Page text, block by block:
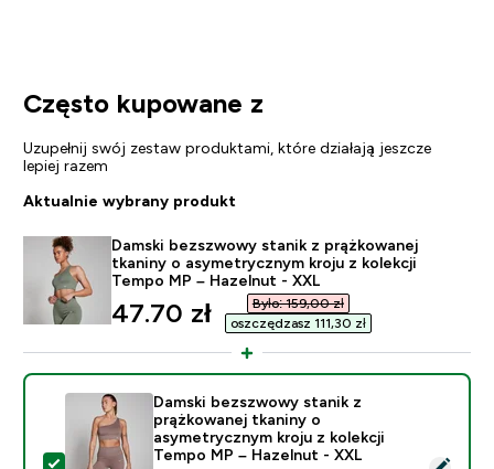
Często kupowane z
Uzupełnij swój zestaw produktami, które działają jeszcze
lepiej razem
Aktualnie wybrany produkt
Damski bezszwowy stanik z prążkowanej
tkaniny o asymetrycznym kroju z kolekcji
Tempo MP – Hazelnut - XXL
discounted price
47.70 zł‎
Było: 159,00 zł‎
oszczędzasz 111,30 zł‎
Wybierz ten produkt - Damski bezszwowy stanik z
Damski bezszwowy stanik z
prążkowanej tkaniny o
asymetrycznym kroju z kolekcji
Tempo MP – Hazelnut - XXL